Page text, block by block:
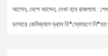
আসেন, দেশে আসেন, দেখা হবে রাজপথে : শেখ
ডাসারে কেমিক্যাল ড্রাম বি*স্ফোরণে